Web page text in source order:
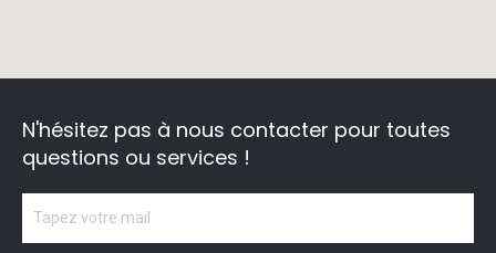
N'hésitez pas à nous contacter pour toutes
questions ou services !